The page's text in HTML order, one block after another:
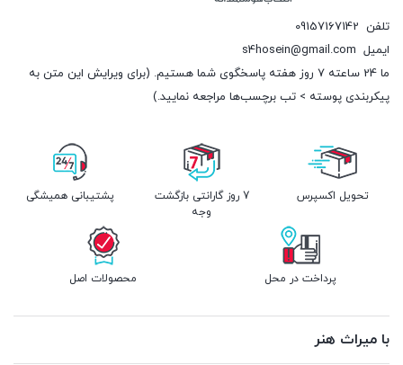
تلفن 09157167142
ایمیل s4hosein@gmail.com
ما 24 ساعته 7 روز هفته پاسخگوی شما هستیم. (برای ویرایش این متن به
پیکربندی پوسته > تب برچسب‌ها مراجعه نمایید.)
تحویل اکسپرس
7 روز گارانتی بازگشت
وجه
پشتیبانی همیشگی
پرداخت در محل محصولات اصل
با میراث هنر